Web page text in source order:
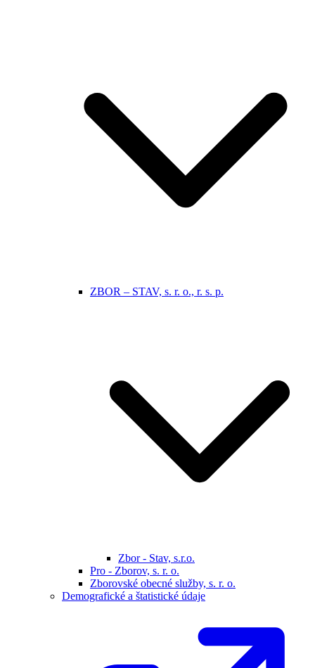
ZBOR – STAV, s. r. o., r. s. p.
Zbor - Stav, s.r.o.
Pro - Zborov, s. r. o.
Zborovské obecné služby, s. r. o.
Demografické a štatistické údaje